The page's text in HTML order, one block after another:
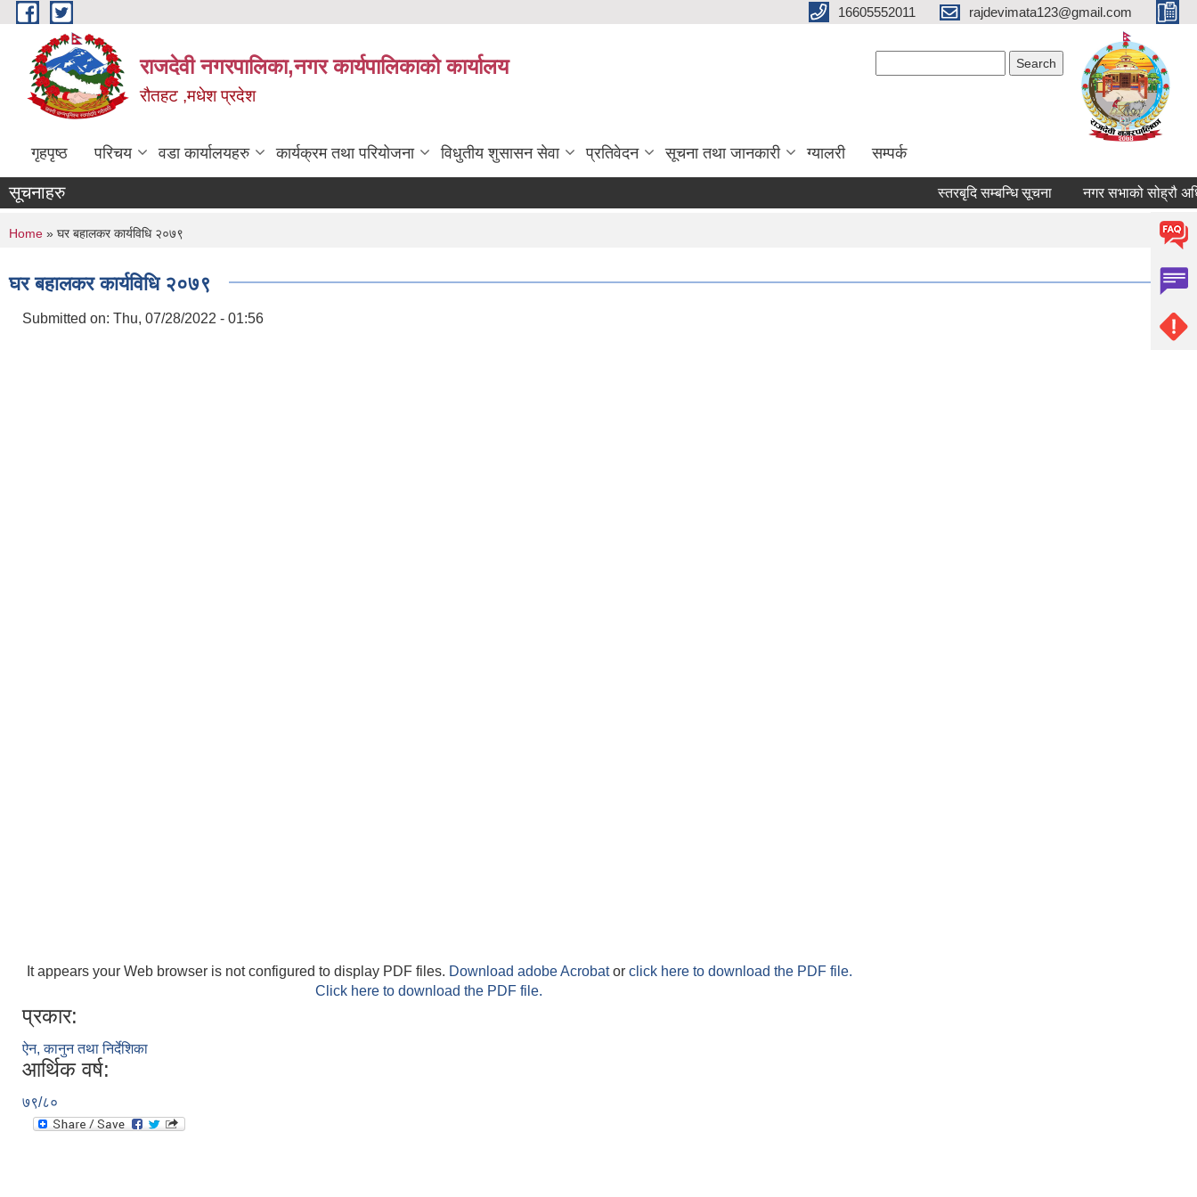
Skip to main content 16605552011 rajdevimata123@gmail.com
राजदेवी नगरपालिका,नगर कार्यपालिकाको कार्यालय
रौतहट ,मधेश प्रदेश
गृहपृष्ठ परिचय वडा कार्यालयहरु कार्यक्रम तथा परियोजना विधुतीय शुसासन सेवा प्रतिवेदन सूचना तथा जानकारी ग्यालरी सम्पर्क
सूचनाहरु स्तरबृदि सम्बन्धि सूचना नगर सभाको सोह्रौ
You are here
Home » घर बहालकर कार्यविधि २०७९
घर बहालकर कार्यविधि २०७९
Submitted on: Thu, 07/28/2022 - 01:56
It appears your Web browser is not configured to display PDF files. Download adobe Acrobator click here to download the PDF file.
Click here to download the PDF file.
प्रकार:
ऐन, कानुन तथा निर्देशिका
आर्थिक वर्ष:
७९/८०